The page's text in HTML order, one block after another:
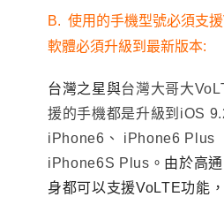
B. 使用的手機型號必須支
軟體必須升級到最新版本:
台灣之星與台灣大哥大
援的手機都是升級到iOS
iPhone6 、 iPhone6 Plus
iPhone6S Plus 。由於高
身都可以支援VoLTE功能